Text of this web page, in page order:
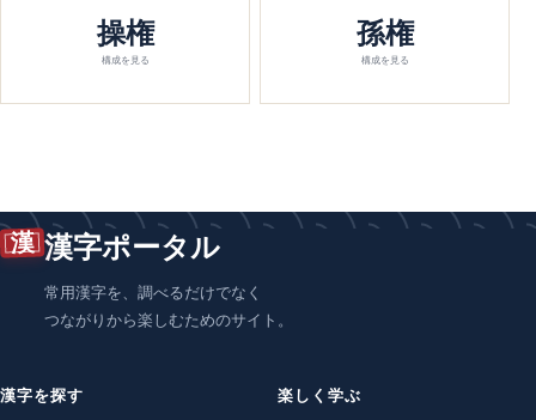
操権
構成を見る
孫権
構成を見る
漢 漢字ポータル
常用漢字を、調べるだけでなく
つながりから楽しむためのサイト。
漢字を探す 楽しく学ぶ